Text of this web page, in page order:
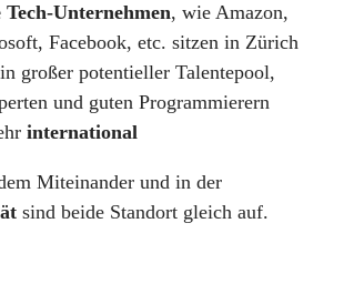
Tech-Unternehmen, wie Amazon,
Facebook, etc. sitzen in Zürich
großer potentieller Talentepool,
und guten Programmierern
international
Miteinander und in der
sind beide Standort gleich auf.